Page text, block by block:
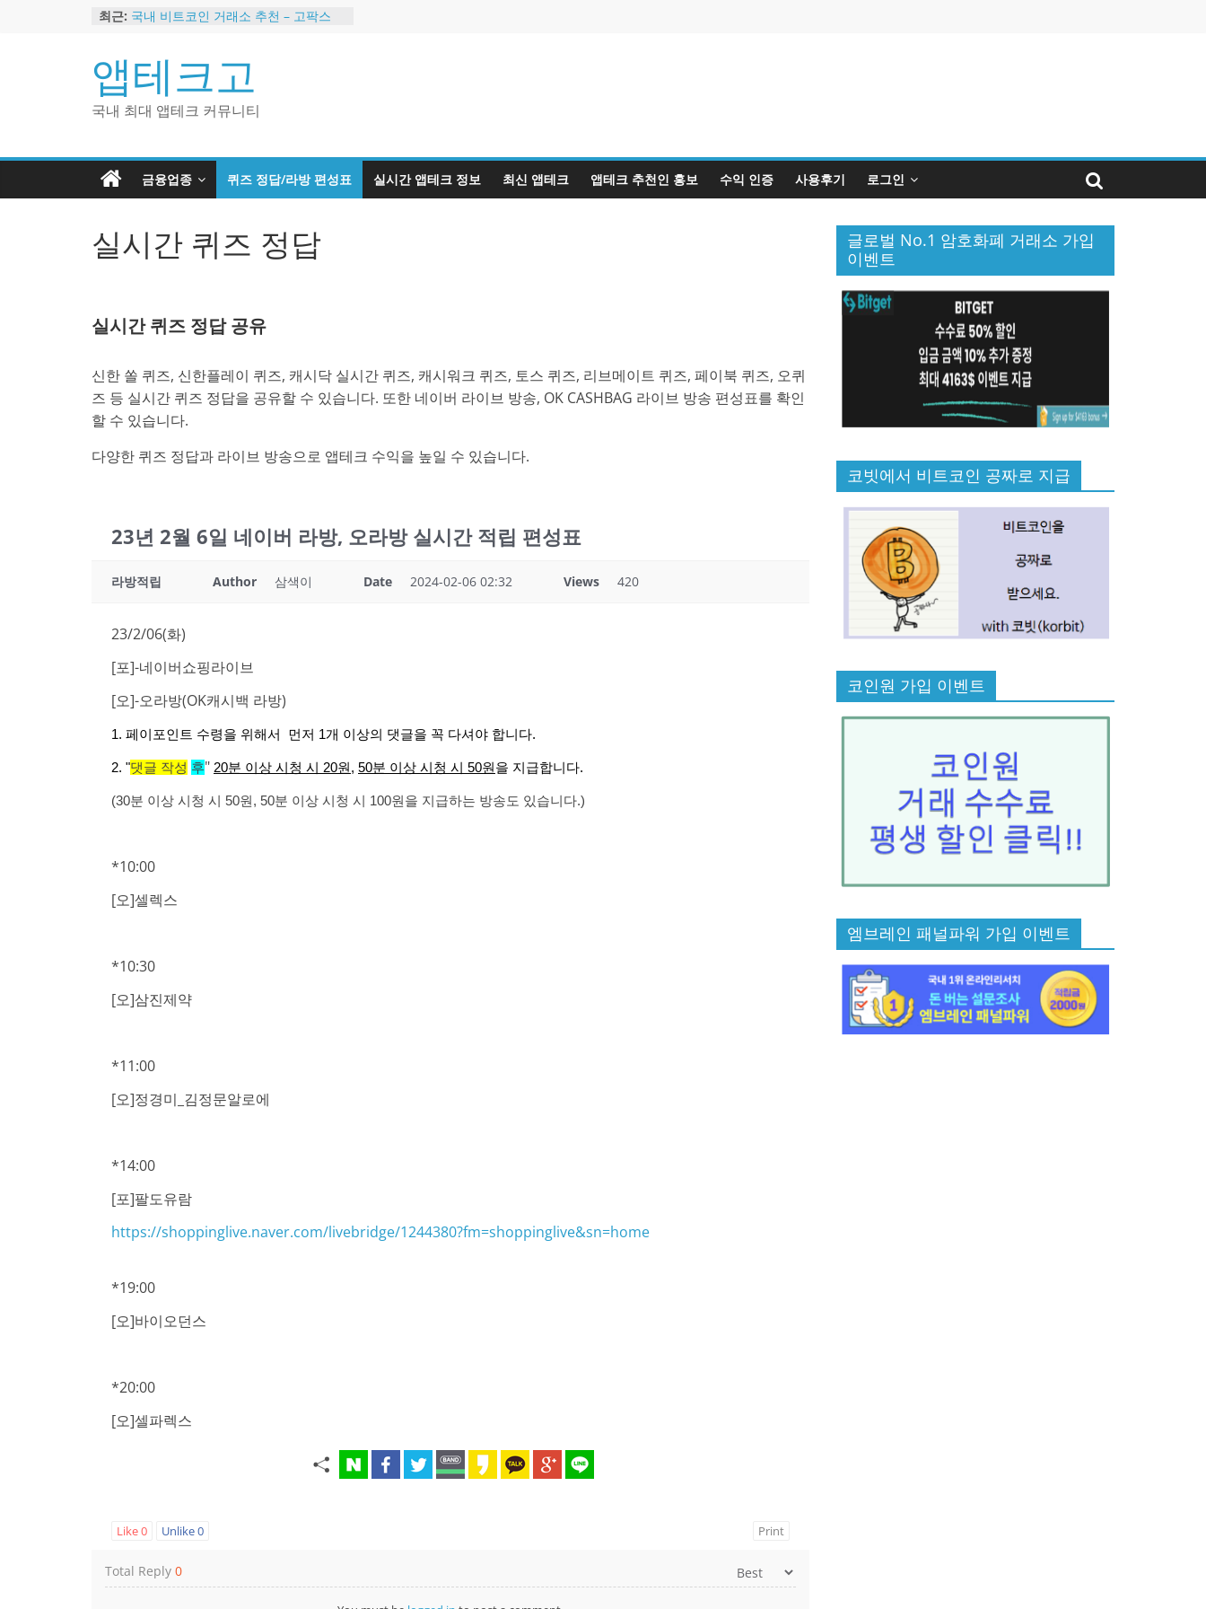
최근: 국내 비트코인 거래소 추천 – 고팍스
2024 강력히 추천하는 은행 멤버십 현
금 앱테크
해외 코인 거래소 추천 순위 BEST 2
현금 지급하는 국내 코인 거래소 추천
앱테크고
국내 최대 앱테크 커뮤니티
금융업종 퀴즈 정답/라방 편성표 실시간 앱테크 정보 최신 앱테크 앱테크 추천인 홍보 수익 인증 사용후기 로그인
실시간 퀴즈 정답
실시간 퀴즈 정답 공유
신한 쏠 퀴즈, 신한플레이 퀴즈, 캐시닥 실시간 퀴즈, 캐시워크 퀴즈, 토스 퀴즈, 리브메이트 퀴즈, 페이북 퀴즈, 오퀴
즈 등 실시간 퀴즈 정답을 공유할 수 있습니다. 또한 네이버 라이브 방송, OK CASHBAG 라이브 방송 편성표를 확인
할 수 있습니다.
다양한 퀴즈 정답과 라이브 방송으로 앱테크 수익을 높일 수 있습니다.
23년 2월 6일 네이버 라방, 오라방 실시간 적립 편성표
라방적립 Author 삼색이 Date 2024-02-06 02:32 Views 420
23/2/06(화)
[포]-네이버쇼핑라이브
[오]-오라방(OK캐시백 라방)
1. 페이포인트 수령을 위해서 먼저 1개 이상의 댓글을 꼭 다셔야 합니다.
2. "댓글 작성 후" 20분 이상 시청 시 20원, 50분 이상 시청 시 50원을 지급합니다.
(30분 이상 시청 시 50원, 50분 이상 시청 시 100원을 지급하는 방송도 있습니다.)
*10:00
[오]셀렉스
*10:30
[오]삼진제약
*11:00
[오]정경미_김정문알로에
*14:00
[포]팔도유람
https://shoppinglive.naver.com/livebridge/1244380?fm=shoppinglive&sn=home
*19:00
[오]바이오던스
*20:00
[오]셀파렉스
Like0 Unlike0 Print
Total Reply 0
글로벌 No.1 암호화폐 거래소 가입
이벤트
코빗에서 비트코인 공짜로 지급
코인원 가입 이벤트
엠브레인 패널파워 가입 이벤트